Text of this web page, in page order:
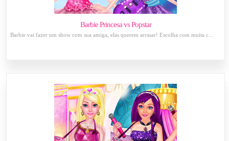
Barbie Princesa vs Popstar
Barbie vai fazer um show com sua amiga, elas querem arrasar! Escolha com muita c...